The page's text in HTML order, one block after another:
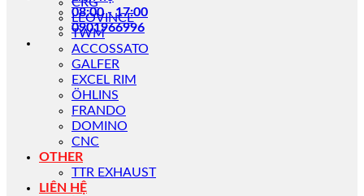
08:00 - 17:00
0901966996
LEOVINCE
TWM
ACCOSSATO
GALFER
EXCEL RIM
ÖHLINS
FRANDO
DOMINO
CNC
OTHER
TTR EXHAUST
LIÊN HỆ